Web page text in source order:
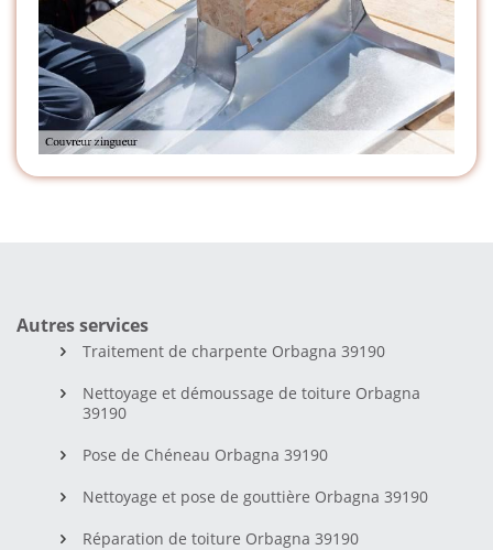
Autres services
Traitement de charpente Orbagna 39190
Nettoyage et démoussage de toiture Orbagna
39190
Pose de Chéneau Orbagna 39190
Nettoyage et pose de gouttière Orbagna 39190
Réparation de toiture Orbagna 39190